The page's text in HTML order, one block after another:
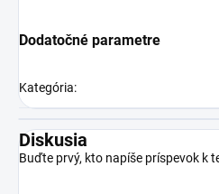
Dodatočné parametre
Kategória:
Diskusia
Buďte prvý, kto napíše príspevok k